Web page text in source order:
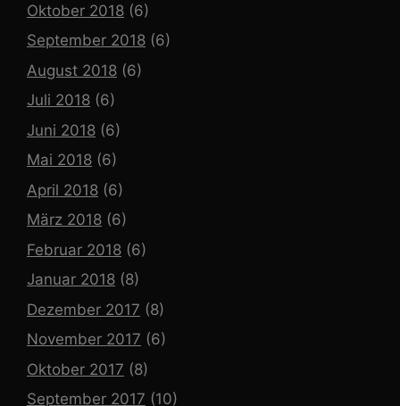
Oktober 2018 (6)
September 2018 (6)
August 2018 (6)
Juli 2018 (6)
Juni 2018 (6)
Mai 2018 (6)
April 2018 (6)
März 2018 (6)
Februar 2018 (6)
Januar 2018 (8)
Dezember 2017 (8)
November 2017 (6)
Oktober 2017 (8)
September 2017 (10)